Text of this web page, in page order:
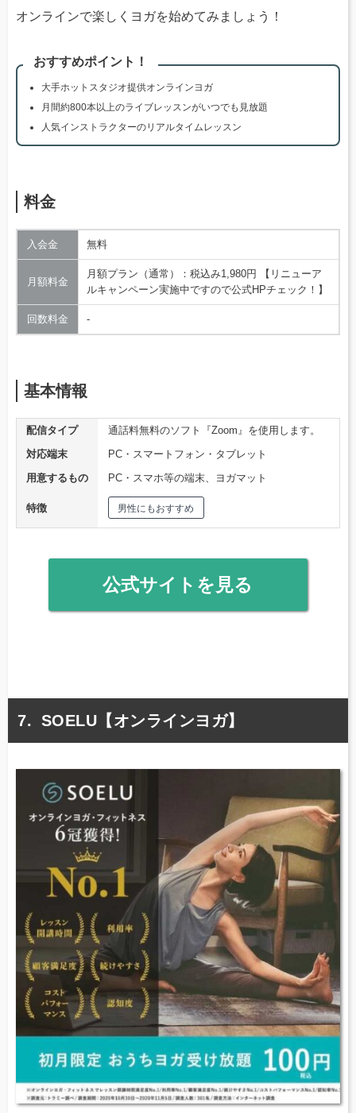
オンラインで楽しくヨガを始めてみましょう！
おすすめポイント！
大手ホットスタジオ提供オンラインヨガ
月間約800本以上のライブレッスンがいつでも見放題
人気インストラクターのリアルタイムレッスン
料金
入会金 無料
月額料金
月額プラン（通常）：税込み1,980円 【リニューア
ルキャンペーン実施中ですので公式HPチェック！】
回数料金 ‐
基本情報
配信タイプ
通話料無料のソフト『Zoom』を使用します。
対応端末
PC・スマートフォン・タブレット
用意するもの
PC・スマホ等の端末、ヨガマット
特徴 男性にもおすすめ
公式サイトを見る
SOELU【オンラインヨガ】